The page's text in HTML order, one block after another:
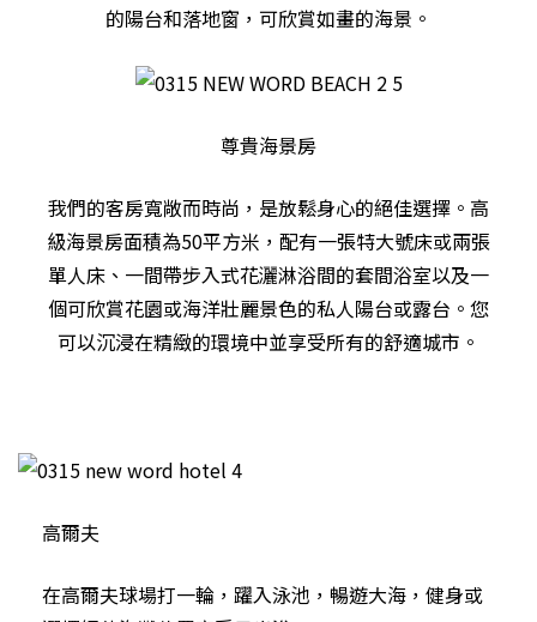
的陽台和落地窗，可欣賞如畫的海景。
尊貴海景房
我們的客房寬敞而時尚，是放鬆身心的絕佳選擇。高
級海景房面積為50平方米，配有一張特大號床或兩張
單人床、一間帶步入式花灑淋浴間的套間浴室以及一
個可欣賞花園或海洋壯麗景色的私人陽台或露台。您
可以沉浸在精緻的環境中並享受所有的舒適城市。
高爾夫
在高爾夫球場打一輪，躍入泳池，暢遊大海，健身或